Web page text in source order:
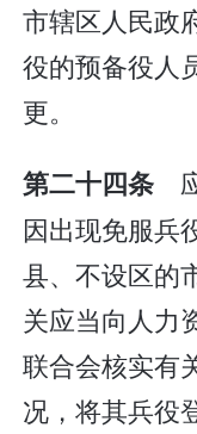
市辖区人民政
役的预备役人
更。
第二十四条
因出现免服兵
县、不设区的
关应当向人力
联合会核实有
况，将其兵役